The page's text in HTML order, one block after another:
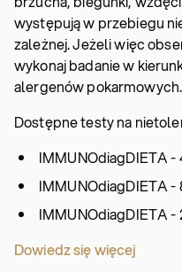
występują w przebiegu
zależnej. Jeżeli więc
wykonaj badanie w
alergenów pokarmowych.
Dostępne testy na
IMMUNOdiagDIETA
IMMUNOdiagDIETA
IMMUNOdiagDIETA
Dowiedz się więcej